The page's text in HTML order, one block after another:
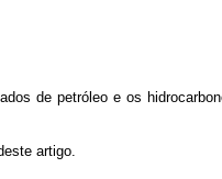
de petróleo e os
artigo.